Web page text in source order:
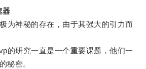
器
神秘的存在，由于其强大的引力而
研究一直是一个重要课题，他们一
秘密。